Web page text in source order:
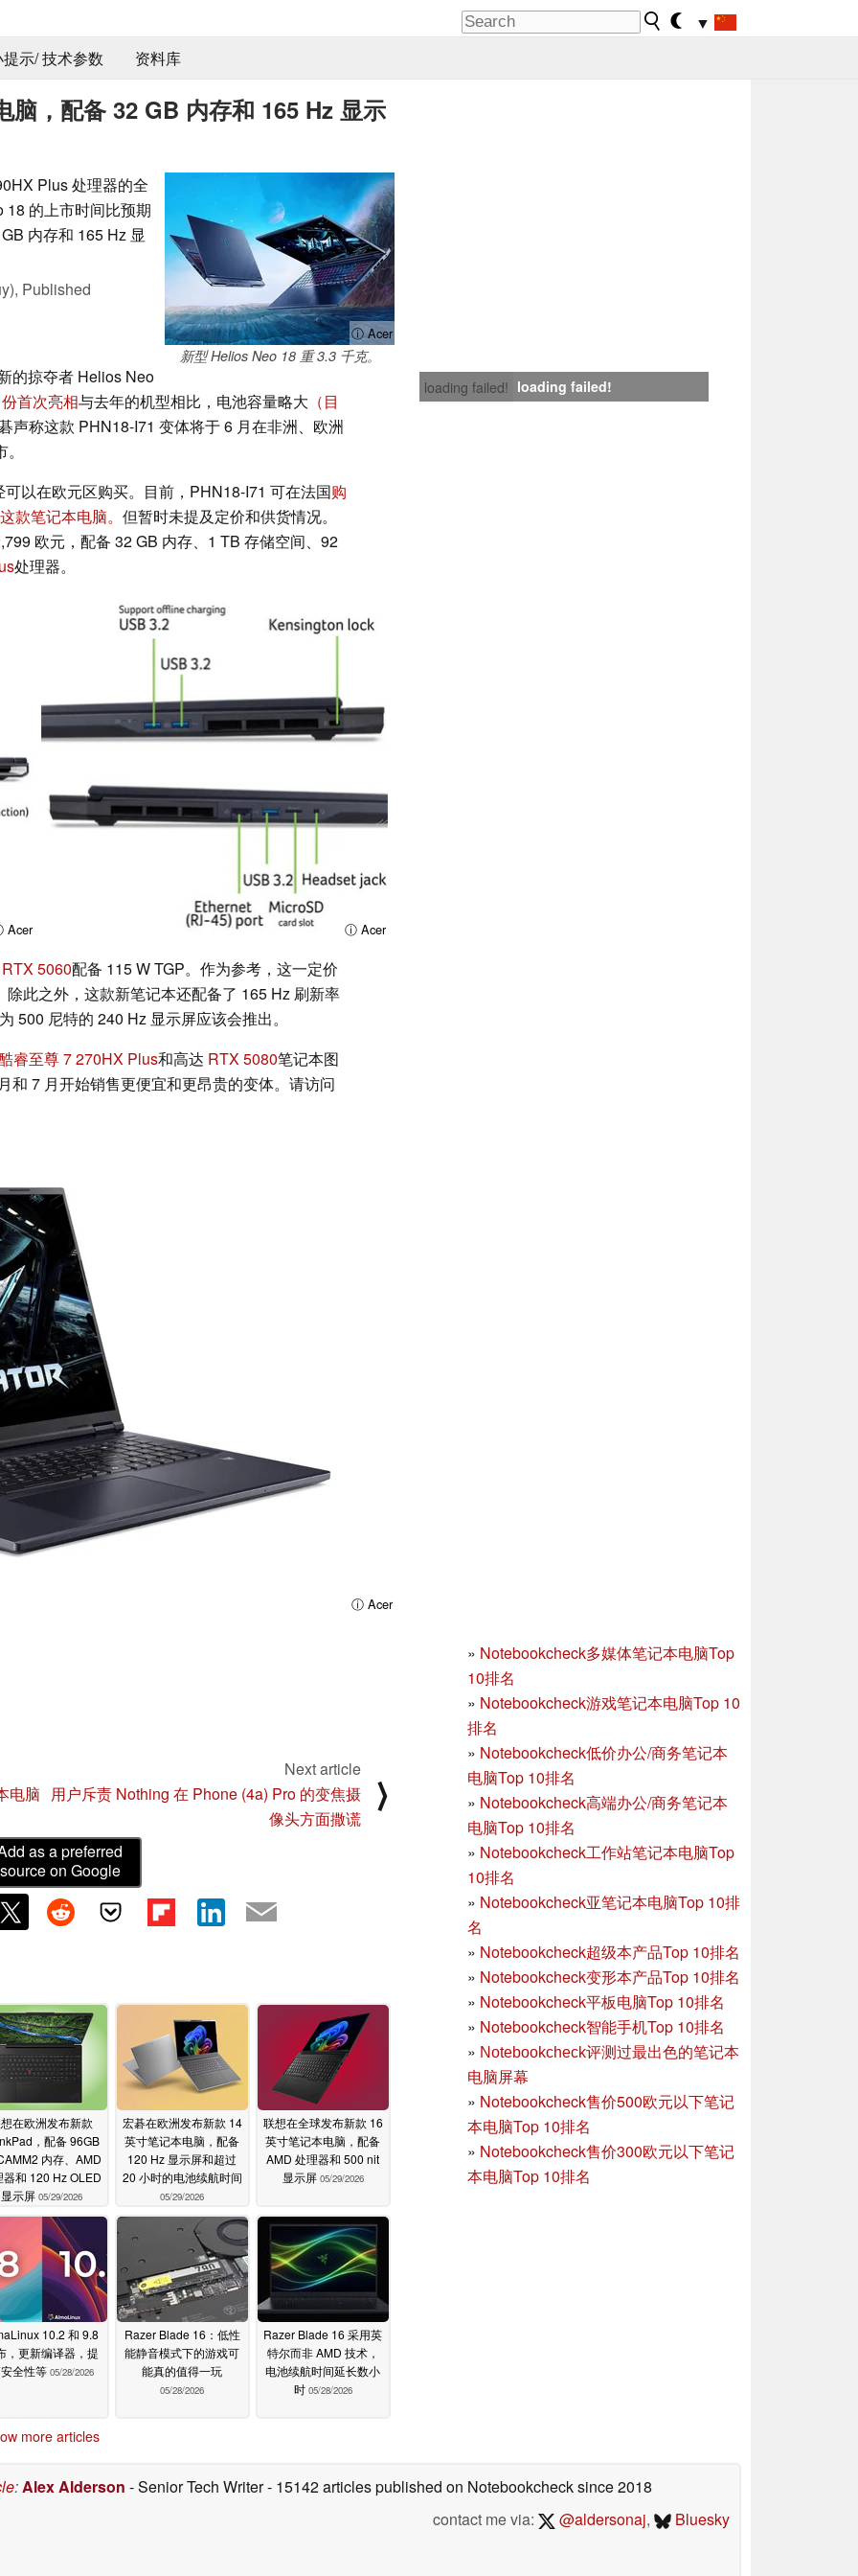
▼
示/ 技术参数
资料库
脑，配备 32 GB 内存和 165 Hz 显示
ⓘ Acer
新型 Helios Neo 18 重 3.3 千克。
Plus 处理器的全
的上市时间比预期
内存和 165 Hz 显
Published
loading failed! loading failed!
的掠夺者 Helios Neo
首次亮相与去年的机型相比，电池容量略大 （目
声称这款 PHN18-I71 变体将于 6 月在非洲、欧洲
以在欧元区购买。目前，PHN18-I71 可在法国购
款笔记本电脑。 但暂时未提及定价和供货情况。
欧元，配备 32 GB 内存、1 TB 存储空间、92
处理器。
ⓘ Acer
5060配备 115 W TGP。作为参考，这一定价
此之外，这款新笔记本还配备了 165 Hz 刷新率
500 尼特的 240 Hz 显示屏应该会推出。
睿至尊 7 270HX Plus和高达 RTX 5080笔记本图
和 7 月开始销售更便宜和更昂贵的变体。请访问
ⓘ Acer
» Notebookcheck多媒体笔记本电脑Top
10排名
» Notebookcheck游戏笔记本电脑Top 10
排名
» Notebookcheck低价办公/商务笔记本
电脑Top 10排名
» Notebookcheck高端办公/商务笔记本
电脑Top 10排名
» Notebookcheck工作站笔记本电脑Top
10排名
» Notebookcheck亚笔记本电脑Top 10排
名
» Notebookcheck超级本产品Top 10排名
» Notebookcheck变形本产品Top 10排名
» Notebookcheck平板电脑Top 10排名
» Notebookcheck智能手机Top 10排名
» Notebookcheck评测过最出色的笔记本
电脑屏幕
» Notebookcheck售价500欧元以下笔记
本电脑Top 10排名
» Notebookcheck售价300欧元以下笔记
本电脑Top 10排名
电脑
Next article
用户斥责 Nothing 在 Phone (4a) Pro 的变焦摄
像头方面撒谎
⟩
as a preferred
source on Google
在欧洲发布新款
，配备 96GB
内存、AMD
器和 120 Hz OLED
显示屏 05/29/2026
宏碁在欧洲发布新款 14
英寸笔记本电脑，配备
120 Hz 显示屏和超过
20 小时的电池续航时间
05/29/2026
联想在全球发布新款 16
英寸笔记本电脑，配备
AMD 处理器和 500 nit
显示屏 05/29/2026
10.2 和 9.8
，更新编译器，提
全性等 05/28/2026
Razer Blade 16：低性
能静音模式下的游戏可
能真的值得一玩
05/28/2026
Razer Blade 16 采用英
特尔而非 AMD 技术，
电池续航时间延长数小
时 05/28/2026
more articles
:Alex Alderson - Senior Tech Writer- 15142 articles published on Notebookchecksince 2018
contact me via:
@aldersonaj, Bluesky